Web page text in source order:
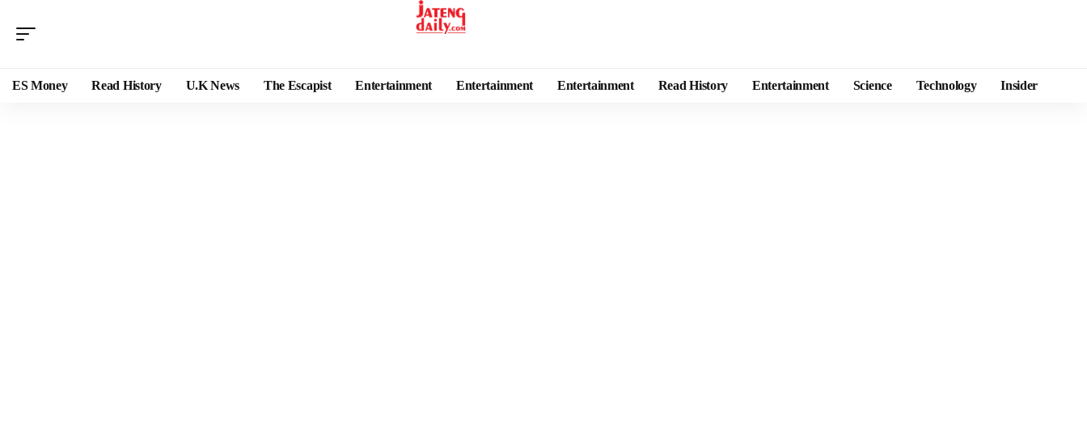
ES Money Read History U.K News The Escapist Entertainment Entertainment Entertainment Read History Entertainment Science Technology Insider